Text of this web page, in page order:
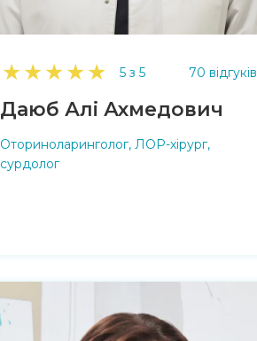
★★★★★ 5 з 5 70 відгуків
Даюб Алі Ахмедович
Оториноларинголог, ЛОР-хірург,
сурдолог